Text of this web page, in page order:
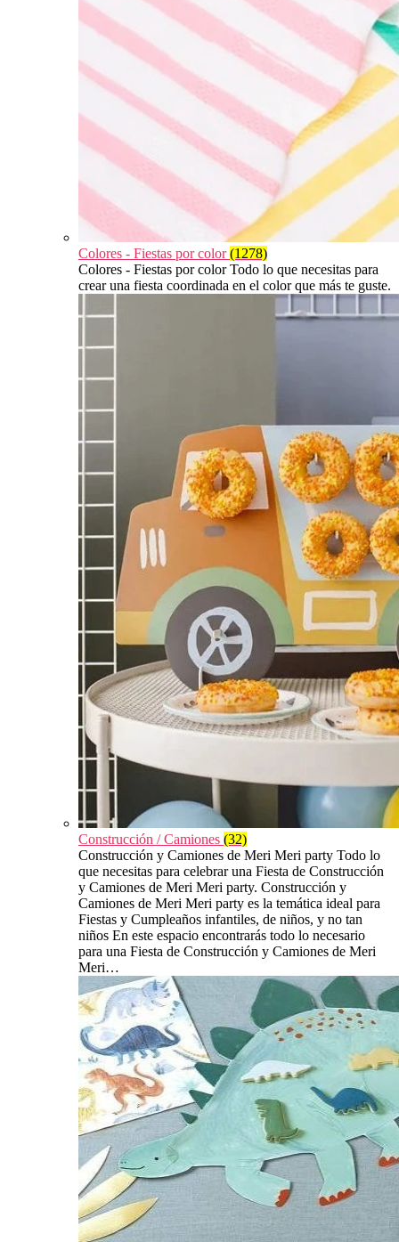
Colores - Fiestas por color(1278)
Colores - Fiestas por color Todo lo que necesitas para
crear una fiesta coordinada en el color que más te guste.
Construcción / Camiones (32)
Construcción y Camiones de Meri Meri party Todo lo
que necesitas para celebrar una Fiesta de Construcción
y Camiones de Meri Meri party. Construcción y
Camiones de Meri Meri party es la temática ideal para
Fiestas y Cumpleaños infantiles, de niños, y no tan
niños En este espacio encontrarás todo lo necesario
para una Fiesta de Construcción y Camiones de Meri
Meri…